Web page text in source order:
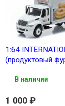
1:64
(продуктовый
В наличии
1 000 ₽